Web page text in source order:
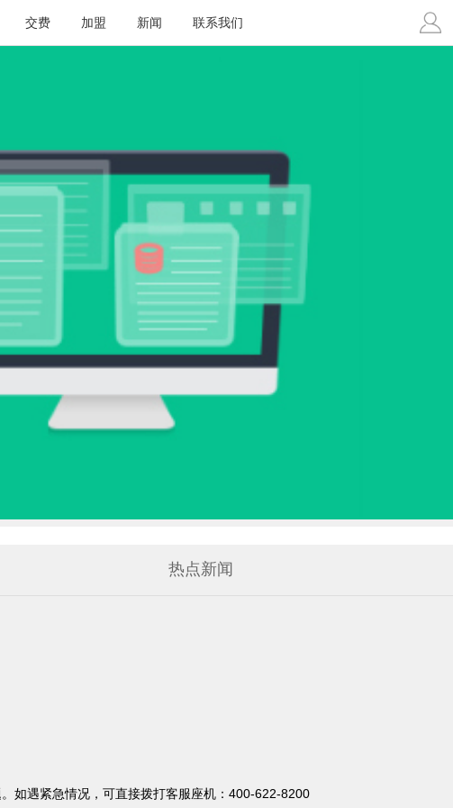
交费 加盟 新闻 联系我们
热点新闻
遇紧急情况，可直接拨打客服座机：400-622-8200